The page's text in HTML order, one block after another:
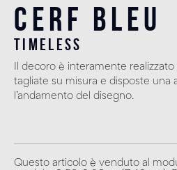
Cerf Bleu
timeless
Il decoro è interamente
tagliate su misura e disposte una
l’andamento del disegno.
Questo articolo è venduto al